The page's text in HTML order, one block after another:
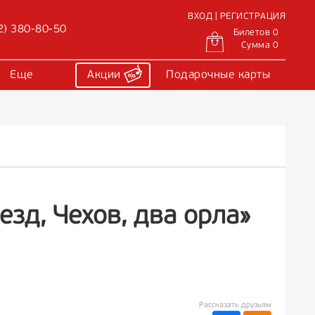
380-80-50
ВХОД | РЕГИСТРАЦИЯ
Билетов 0
Сумма 0
Еще Акции Подарочные карты
Чехов, два орла»
Рассказать друзьям